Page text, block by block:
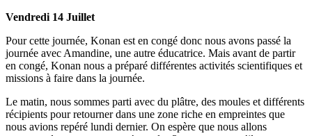
Vendredi 14 Juillet
Pour cette journée, Konan est en congé donc nous avons passé la
journée avec Amandine, une autre éducatrice. Mais avant de partir
en congé, Konan nous a préparé différentes activités scientifiques et
missions à faire dans la journée.
Le matin, nous sommes parti avec du plâtre, des moules et différents
récipients pour retourner dans une zone riche en empreintes que
nous avions repéré lundi dernier. On espère que nous allons